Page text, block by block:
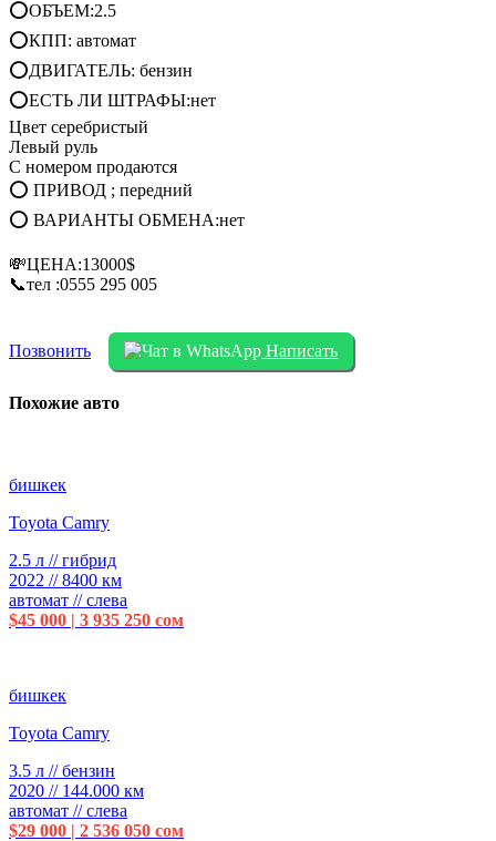
⭕ОБЪЕМ:2.5
⭕КПП: автомат
⭕ДВИГАТЕЛЬ: бензин
⭕ЕСТЬ ЛИ ШТРАФЫ:нет
Цвет серебристый
Левый руль
С номером продаются
⭕ ПРИВОД ; передний
⭕ ВАРИАНТЫ ОБМЕНА:нет
💸ЦЕНА:13000$
📞тел :0555 295 005
Позвонить Написать
Похожие авто
бишкек
Toyota Camry
2.5 л // гибрид
2022 // 8400 км
автомат // слева
$45 000 | 3 935 250 сом
бишкек
Toyota Camry
3.5 л // бензин
2020 // 144.000 км
автомат // слева
$29 000 | 2 536 050 сом